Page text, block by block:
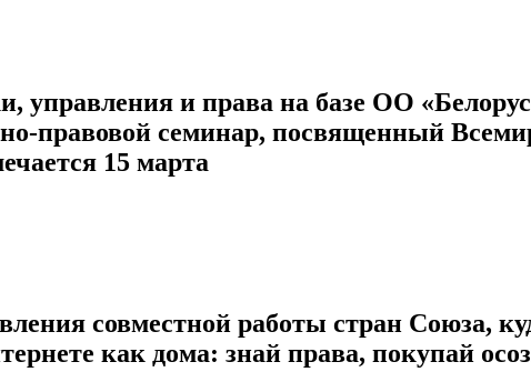
управления и права на базе ОО
правовой семинар, посвященный
15 марта
совместной работы стран Союза,
как дома: знай права, покупай